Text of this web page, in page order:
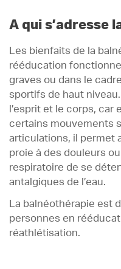
Déroulement
A qui s’adresse
Les bienfaits de la
rééducation
graves ou dans le
sportifs de haut
l’esprit et le corps, car
certains mouvements
articulations, il permet
proie à des douleurs
respiratoire de se
antalgiques de l’eau.
La balnéothérapie est
personnes en
réathlétisation.